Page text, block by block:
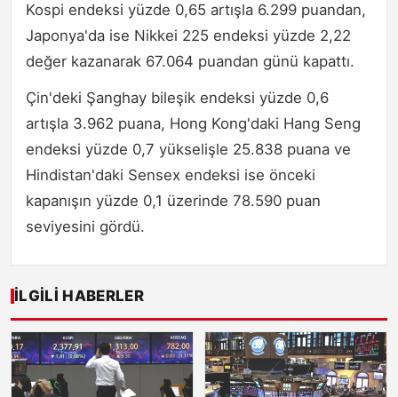
Kospi endeksi yüzde 0,65 artışla 6.299 puandan,
Japonya'da ise Nikkei 225 endeksi yüzde 2,22
değer kazanarak 67.064 puandan günü kapattı.
Çin'deki Şanghay bileşik endeksi yüzde 0,6
artışla 3.962 puana, Hong Kong'daki Hang Seng
endeksi yüzde 0,7 yükselişle 25.838 puana ve
Hindistan'daki Sensex endeksi ise önceki
kapanışın yüzde 0,1 üzerinde 78.590 puan
seviyesini gördü.
İLGILI HABERLER